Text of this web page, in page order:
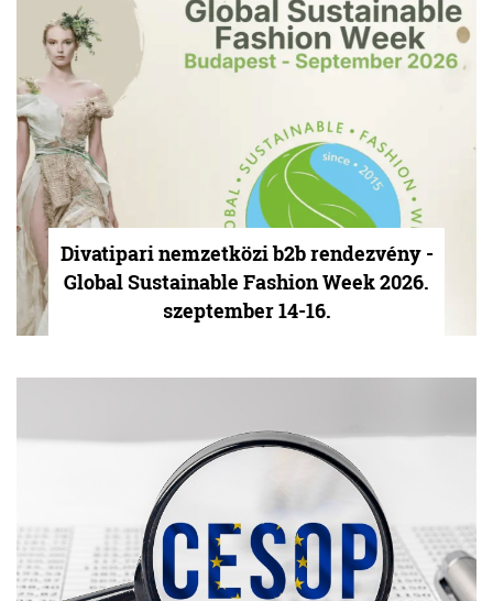
Divatipari nemzetközi b2b rendezvény -
Global Sustainable Fashion Week 2026.
szeptember 14-16.